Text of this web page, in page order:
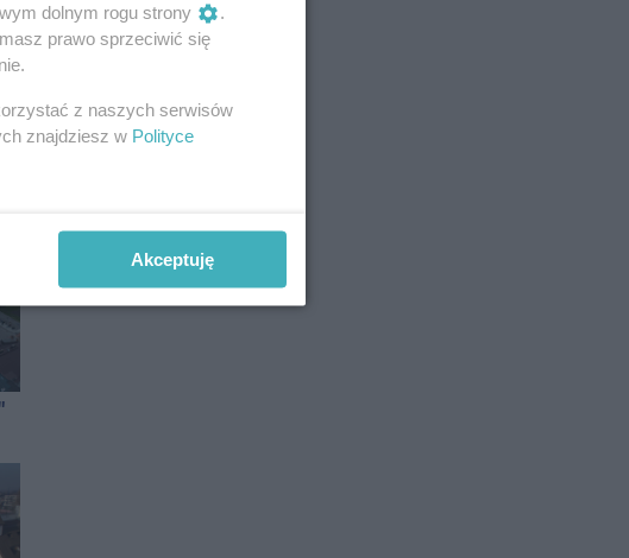
dolnym rogu strony
.
prawo sprzeciwić się
z naszych serwisów
znajdziesz w Polityce
Akceptuję